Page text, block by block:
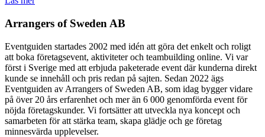
Arrangers of Sweden AB
Eventguiden startades 2002 med idén att göra det enkelt och roligt
att boka företagsevent, aktiviteter och teambuilding online. Vi var
först i Sverige med att erbjuda paketerade event där kunderna direkt
kunde se innehåll och pris redan på sajten. Sedan 2022 ägs
Eventguiden av Arrangers of Sweden AB, som idag bygger vidare
på över 20 års erfarenhet och mer än 6 000 genomförda event för
nöjda företagskunder. Vi fortsätter att utveckla nya koncept och
samarbeten för att stärka team, skapa glädje och ge företag
minnesvärda upplevelser.